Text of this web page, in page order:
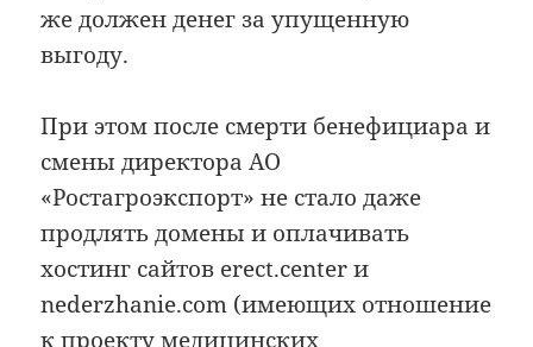
же должен денег за упущенную
выгоду.
При этом после смерти бенефициара и
смены директора АО
«Ростагроэкспорт» не стало даже
продлять домены и оплачивать
хостинг сайтов erect.center и
nederzhanie.com (имеющих отношение
к проекту медицинских